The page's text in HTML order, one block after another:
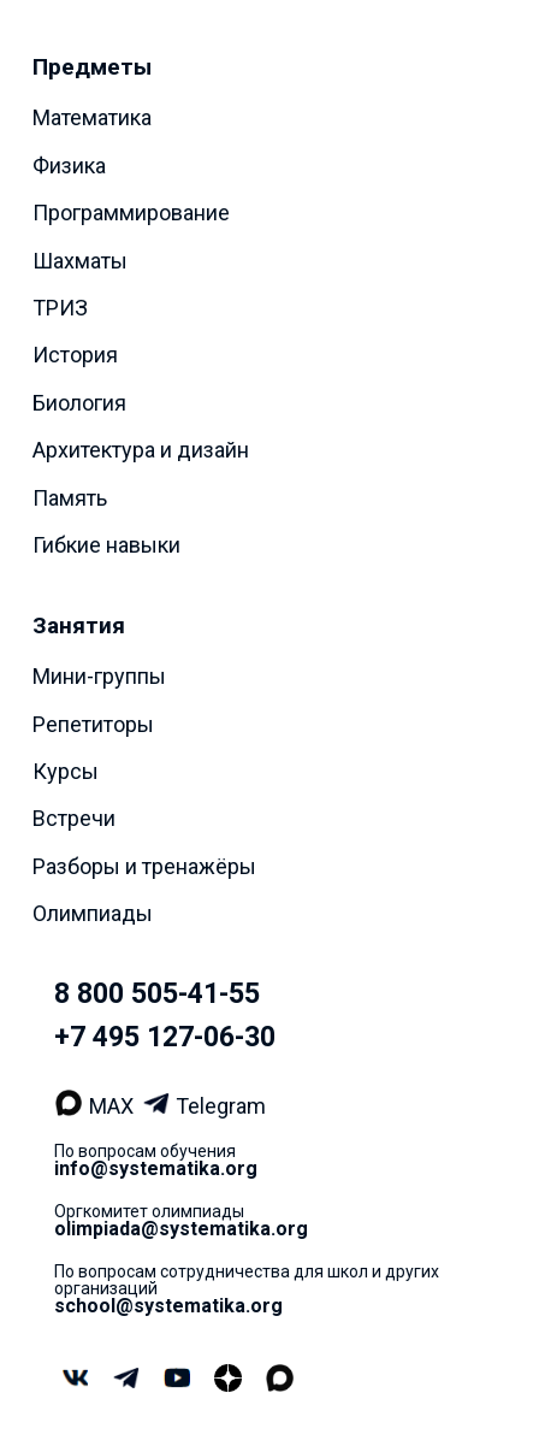
Предметы
Математика
Физика
Программирование
Шахматы
ТРИЗ
История
Биология
Архитектура и дизайн
Память
Гибкие навыки
Занятия
Мини-группы
Репетиторы
Курсы
Встречи
Разборы и тренажёры
Олимпиады
8 800 505-41-55
+7 495 127-06-30
MAX Telegram
По вопросам обучения
info@systematika.org
Оргкомитет олимпиады
olimpiada@systematika.org
По вопросам сотрудничества для школ и других
организаций
school@systematika.org